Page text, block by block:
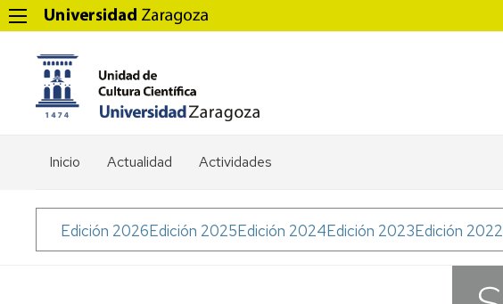
Inicio Actualidad Actividades
Menú
Soy
Edición 2026Edición 2025Edición 2024Edición 2023Edición 2022